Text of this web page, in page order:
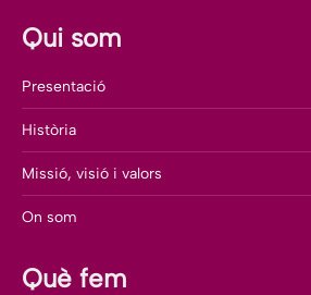
Qui som
Presentació
Història
Missió, visió i valors
On som
Què fem